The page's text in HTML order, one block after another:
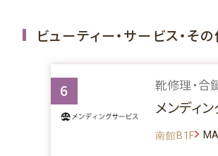
ビューティー・サービス・そ
6 靴修理・合
メンディ
南館B1F